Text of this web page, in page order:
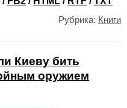
Рубрика: Книги
Киеву бить
оружием